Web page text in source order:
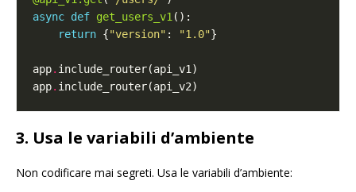
async def get_users_v1
return {"version" : "1.0"
app.
app.
3. Usa le variabili d’ambiente
Non codificare mai segreti. Usa le variabili d’ambiente: